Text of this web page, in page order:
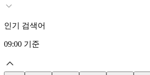
인기 검색어
09:00 기준